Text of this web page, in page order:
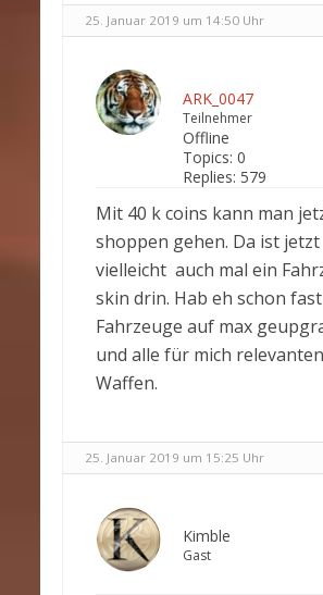
25. Januar 2019 um 14:50 Uhr
ARK_0047
Teilnehmer
Offline
Topics: 0
Replies: 579
Mit 40 k coins kann man
shoppen gehen. Da ist jetzt
vielleicht auch mal ein
skin drin. Hab eh schon
Fahrzeuge auf max
und alle für mich relevanten
Waffen.
25. Januar 2019 um 15:25 Uhr
Kimble
Gast